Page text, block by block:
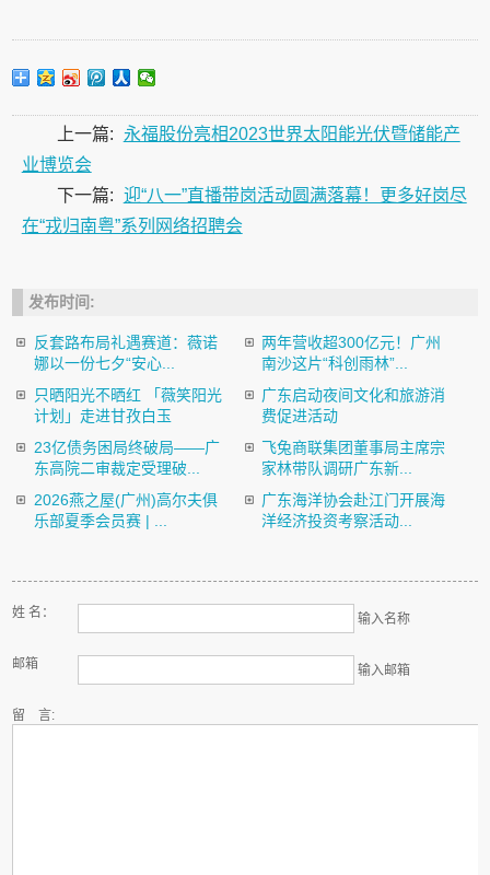
上一篇: 永福股份亮相2023世界太阳能光伏暨储能产
业博览会
下一篇: 迎“八一”直播带岗活动圆满落幕！更多好岗尽
在“戎归南粤”系列网络招聘会
发布时间:
反套路布局礼遇赛道：薇诺
娜以一份七夕“安心...
两年营收超300亿元！广州
南沙这片“科创雨林”...
只晒阳光不晒红 「薇笑阳光
计划」走进甘孜白玉
广东启动夜间文化和旅游消
费促进活动
23亿债务困局终破局——广
东高院二审裁定受理破...
飞兔商联集团董事局主席宗
家林带队调研广东新...
2026燕之屋(广州)高尔夫俱
乐部夏季会员赛 | ...
广东海洋协会赴江门开展海
洋经济投资考察活动...
姓 名： 输入名称
邮箱 输入邮箱
留 言: